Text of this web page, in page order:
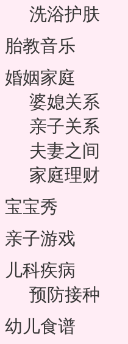
洗浴护肤
胎教音乐
婚姻家庭
婆媳关系
亲子关系
夫妻之间
家庭理财
宝宝秀
亲子游戏
儿科疾病
预防接种
幼儿食谱